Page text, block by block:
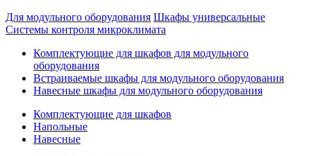
Для модульного оборудования Шкафы универсальные
Системы контроля микроклимата
Комплектующие для шкафов для модульного
оборудования
Встраиваемые шкафы для модульного оборудования
Навесные шкафы для модульного оборудования
Комплектующие для шкафов
Напольные
Навесные